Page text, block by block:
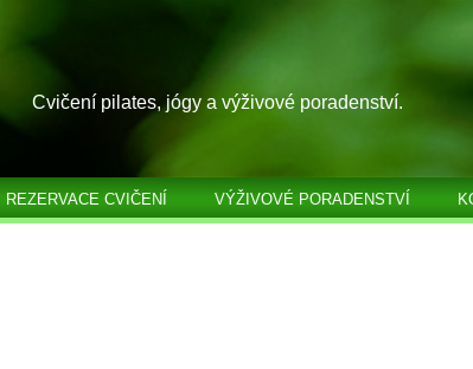
Cvičení pilates, jógy a výživové poradenství.
REZERVACE CVIČENÍ VÝŽIVOVÉ PORADENSTVÍ